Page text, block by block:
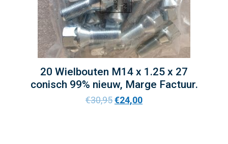
20 Wielbouten M14 x 1.25 x 27
conisch 99% nieuw, Marge Factuur.
€30,95€24,00